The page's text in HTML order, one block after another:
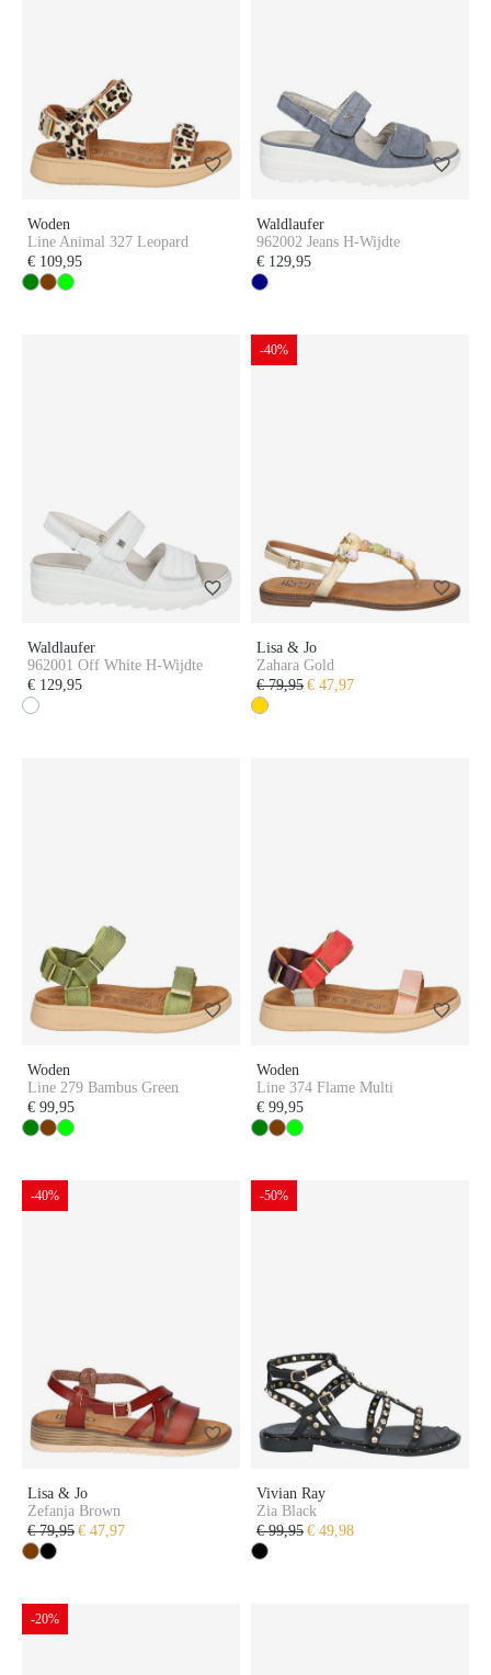
Woden
Line Animal 327 Leopard
€ 109,95
Waldlaufer
962002 Jeans H-Wijdte
€ 129,95
Waldlaufer
962001 Off White H-Wijdte
€ 129,95
-40%
Lisa & Jo
Zahara Gold
€ 79,95 € 47,97
Woden
Line 279 Bambus Green
€ 99,95
Woden
Line 374 Flame Multi
€ 99,95
-40%
Lisa & Jo
Zefanja Brown
€ 79,95 € 47,97
-50%
Vivian Ray
Zia Black
€ 99,95 € 49,98
-20%